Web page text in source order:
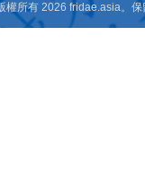
權所有 2026 fridae.asia。